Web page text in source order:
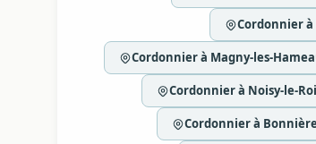
Cordonnier
Cordonnier à Magny-les-
Cordonnier à Noisy-le-Roi
Cordonnier à